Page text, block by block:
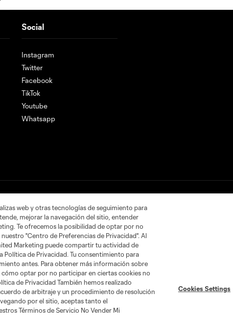
Social
Instagram
Twitter
Facebook
TikTok
Youtube
Whatsapp
No vender ni compartir mi información personal
y el logotipo de Leagues Cup son marcas registradas. Cualquier
web y otras tecnologías de seguimiento para
mejorar la navegación del sitio, entender
Te ofrecemos la posibilidad de optar por no
"Centro de Preferencias de Privacidad". Al
Marketing puede compartir tu actividad de
Política de Privacidad. Tu consentimiento para
antes. Para obtener más información sobre
optar por no participar en ciertas cookies no
de Privacidad También hemos realizado
de arbitraje y un procedimiento de resolución
por el sitio, aceptas tanto el
Términos de Servicio No Vender Mi
Cookies Settings